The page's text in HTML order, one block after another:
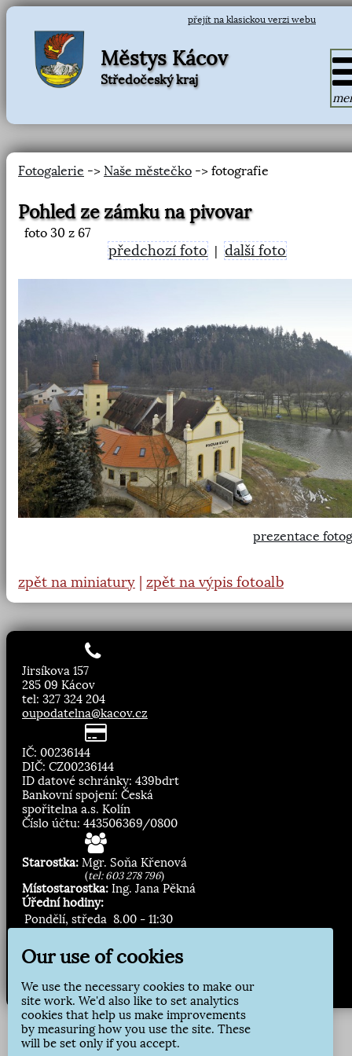
přejít na klasickou verzi webu
Městys Kácov
Středočeský kraj
Fotogalerie -> Naše městečko -> fotografie
Pohled ze zámku na pivovar
foto 30 z 67
předchozí foto |další foto
prezentace
zpět na miniatury zpět na výpis fotoalb
Jirsíkova 157
285 09 Kácov
tel: 327 324 204
oupodatelna@kacov.cz
IČ: 00236144
DIČ: CZ00236144
ID datové schránky: 439bdrt
Bankovní spojení: Česká
spořitelna a.s. Kolín
Číslo účtu: 443506369/0800
Starostka: Mgr. Soňa Křenová
(tel: 603 278 796)
Místostarostka: Ing. Jana Pěkná
Úřední hodiny:
Pondělí, středa 8.00 - 11:30
Přihlásit odběr
Our use of cookies
We use the necessary cookies to make our
site work. We'd also like to set analytics
cookies that help us make improvements
by measuring how you use the site. These
will be set only if you accept.